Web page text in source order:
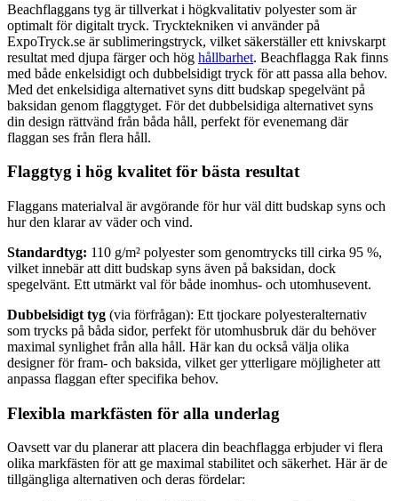
Beachflaggans tyg är tillverkat i högkvalitativ polyester som är
optimalt för digitalt tryck. Trycktekniken vi använder på
ExpoTryck.se är sublimeringstryck, vilket säkerställer ett knivskarpt
resultat med djupa färger och hög hållbarhet. Beachflagga Rak finns
med både enkelsidigt och dubbelsidigt tryck för att passa alla behov.
Med det enkelsidiga alternativet syns ditt budskap spegelvänt på
baksidan genom flaggtyget. För det dubbelsidiga alternativet syns
din design rättvänd från båda håll, perfekt för evenemang där
flaggan ses från flera håll.
Flaggtyg i hög kvalitet för bästa resultat
Flaggans materialval är avgörande för hur väl ditt budskap syns och
hur den klarar av väder och vind.
Standardtyg: 110 g/m² polyester som genomtrycks till cirka 95 %,
vilket innebär att ditt budskap syns även på baksidan, dock
spegelvänt. Ett utmärkt val för både inomhus- och utomhusevent.
Dubbelsidigt tyg (via förfrågan): Ett tjockare polyesteralternativ
som trycks på båda sidor, perfekt för utomhusbruk där du behöver
maximal synlighet från alla håll. Här kan du också välja olika
designer för fram- och baksida, vilket ger ytterligare möjligheter att
anpassa flaggan efter specifika behov.
Flexibla markfästen för alla underlag
Oavsett var du planerar att placera din beachflagga erbjuder vi flera
olika markfästen för att ge maximal stabilitet och säkerhet. Här är de
tillgängliga alternativen och deras fördelar: